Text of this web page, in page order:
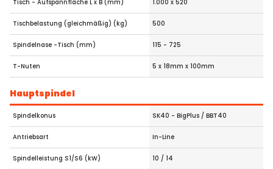
Tisch - Aufspannfläche L x B (mm) 1.000 x 520
Tischbelastung (gleichmäßig) (kg) 500
Spindelnase -Tisch (mm) 115 - 725
T-Nuten 5 x 18mm x 100mm
Hauptspindel
Spindelkonus SK40 - BigPlus / BBT40
Antriebsart In-Line
Spindelleistung S1/S6 (kW) 10 / 14